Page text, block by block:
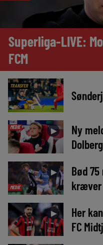
Superliga-LIVE:
FCM
TRANSFER
MEDIE ►
Ny
MEDIE
►
Bød
kræver
►
Her
FC